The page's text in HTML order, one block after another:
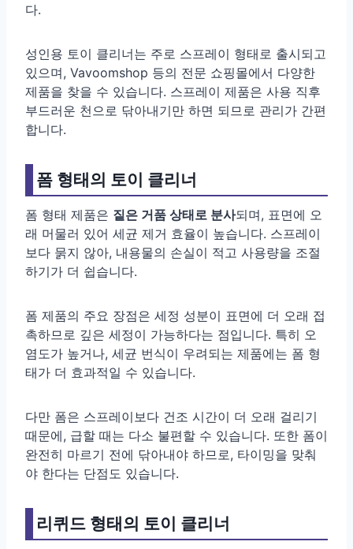
다.
성인용 토이 클리너는 주로 스프레이 형태로 출시되고
있으며, Vavoomshop 등의 전문 쇼핑몰에서 다양한
제품을 찾을 수 있습니다. 스프레이 제품은 사용 직후
부드러운 천으로 닦아내기만 하면 되므로 관리가 간편
합니다.
폼 형태의 토이 클리너
폼 형태 제품은 짙은 거품 상태로 분사되며, 표면에 오
래 머물러 있어 세균 제거 효율이 높습니다. 스프레이
보다 묽지 않아, 내용물의 손실이 적고 사용량을 조절
하기가 더 쉽습니다.
폼 제품의 주요 장점은 세정 성분이 표면에 더 오래 접
촉하므로 깊은 세정이 가능하다는 점입니다. 특히 오
염도가 높거나, 세균 번식이 우려되는 제품에는 폼 형
태가 더 효과적일 수 있습니다.
다만 폼은 스프레이보다 건조 시간이 더 오래 걸리기
때문에, 급할 때는 다소 불편할 수 있습니다. 또한 폼이
완전히 마르기 전에 닦아내야 하므로, 타이밍을 맞춰
야 한다는 단점도 있습니다.
리퀴드 형태의 토이 클리너